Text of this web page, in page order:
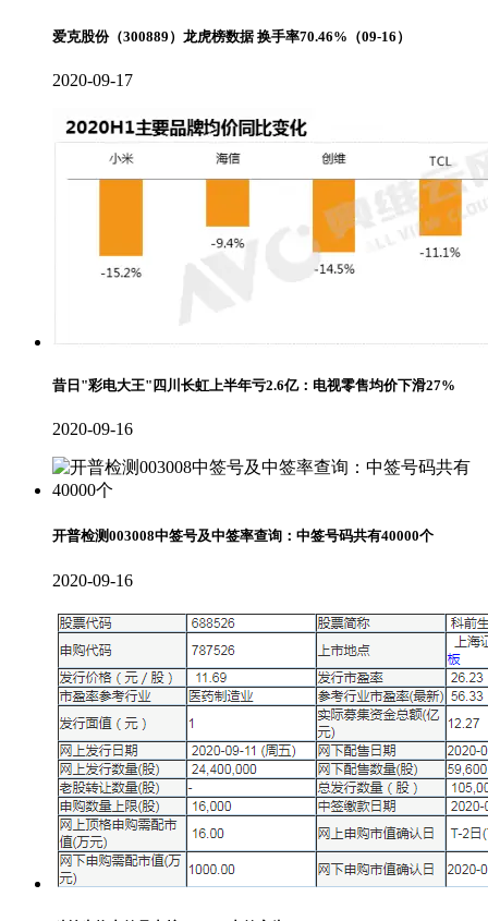
爱克股份（300889）龙虎榜数据 换手率70.46%（09-16）
2020-09-17
昔日"彩电大王"四川长虹上半年亏2.6亿：电视零售均价下滑27%
2020-09-16
开普检测003008中签号及中签率查询：中签号码共有40000个
2020-09-16